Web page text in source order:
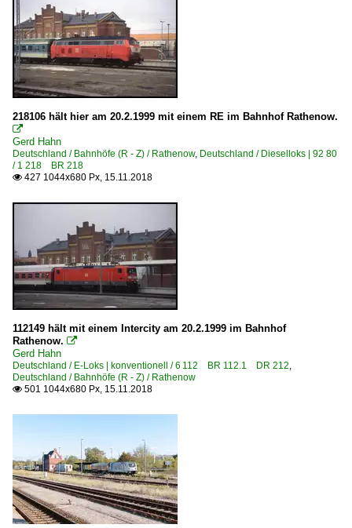
Dortmunder Eisenbahn GmbH (DE GmbH) bis 2009
erixx GmbH - Der Heidesprinter bis 12.2021
MRCE Dispolok GmbH, München ·DISPO· bis 10.2023
Nordbayerische Eisenbahngesellschaft mbH ·NBE· bis
Ostseeland Verkehr GmbH ·OLA· bis 2014
Veolia Verkehr GmbH - Märkische Regiobahn bis 2011
Frankreich
BB 37000 · 37500 ·Prima 3-System·
Unternehmen
Euro Cargo Rail SAS, Paris ·ECR·
Italien
Elektrotriebzüge | HGV
ETR 610 Pendolino, Frecciargento
Unternehmen
CFL Cargo S. A., Esch-sur-Alzette ·CFLCA·
218106 hält hier am 20.2.1999 mit einem RE im Bahnhof Rathenow.

Gerd Hahn
Deutschland / Bahnhöfe (R - Z) / Rathenow, Deutschland / Dieselloks | 92 80
/ 1 218 BR 218
 427 1044x680 Px, 15.11.2018
112149 hält mit einem Intercity am 20.2.1999 im Bahnhof
Rathenow. 
Gerd Hahn
Deutschland / E-Loks | konventionell / 6 112 BR 112.1 DR 212,
Deutschland / Bahnhöfe (R - Z) / Rathenow
 501 1044x680 Px, 15.11.2018